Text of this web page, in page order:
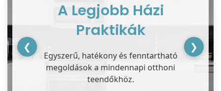
A Legjobb Házi
Praktikák
Egyszerű, hatékony és fenntartható
megoldások a mindennapi otthoni
teendőkhöz.
❮ ❯